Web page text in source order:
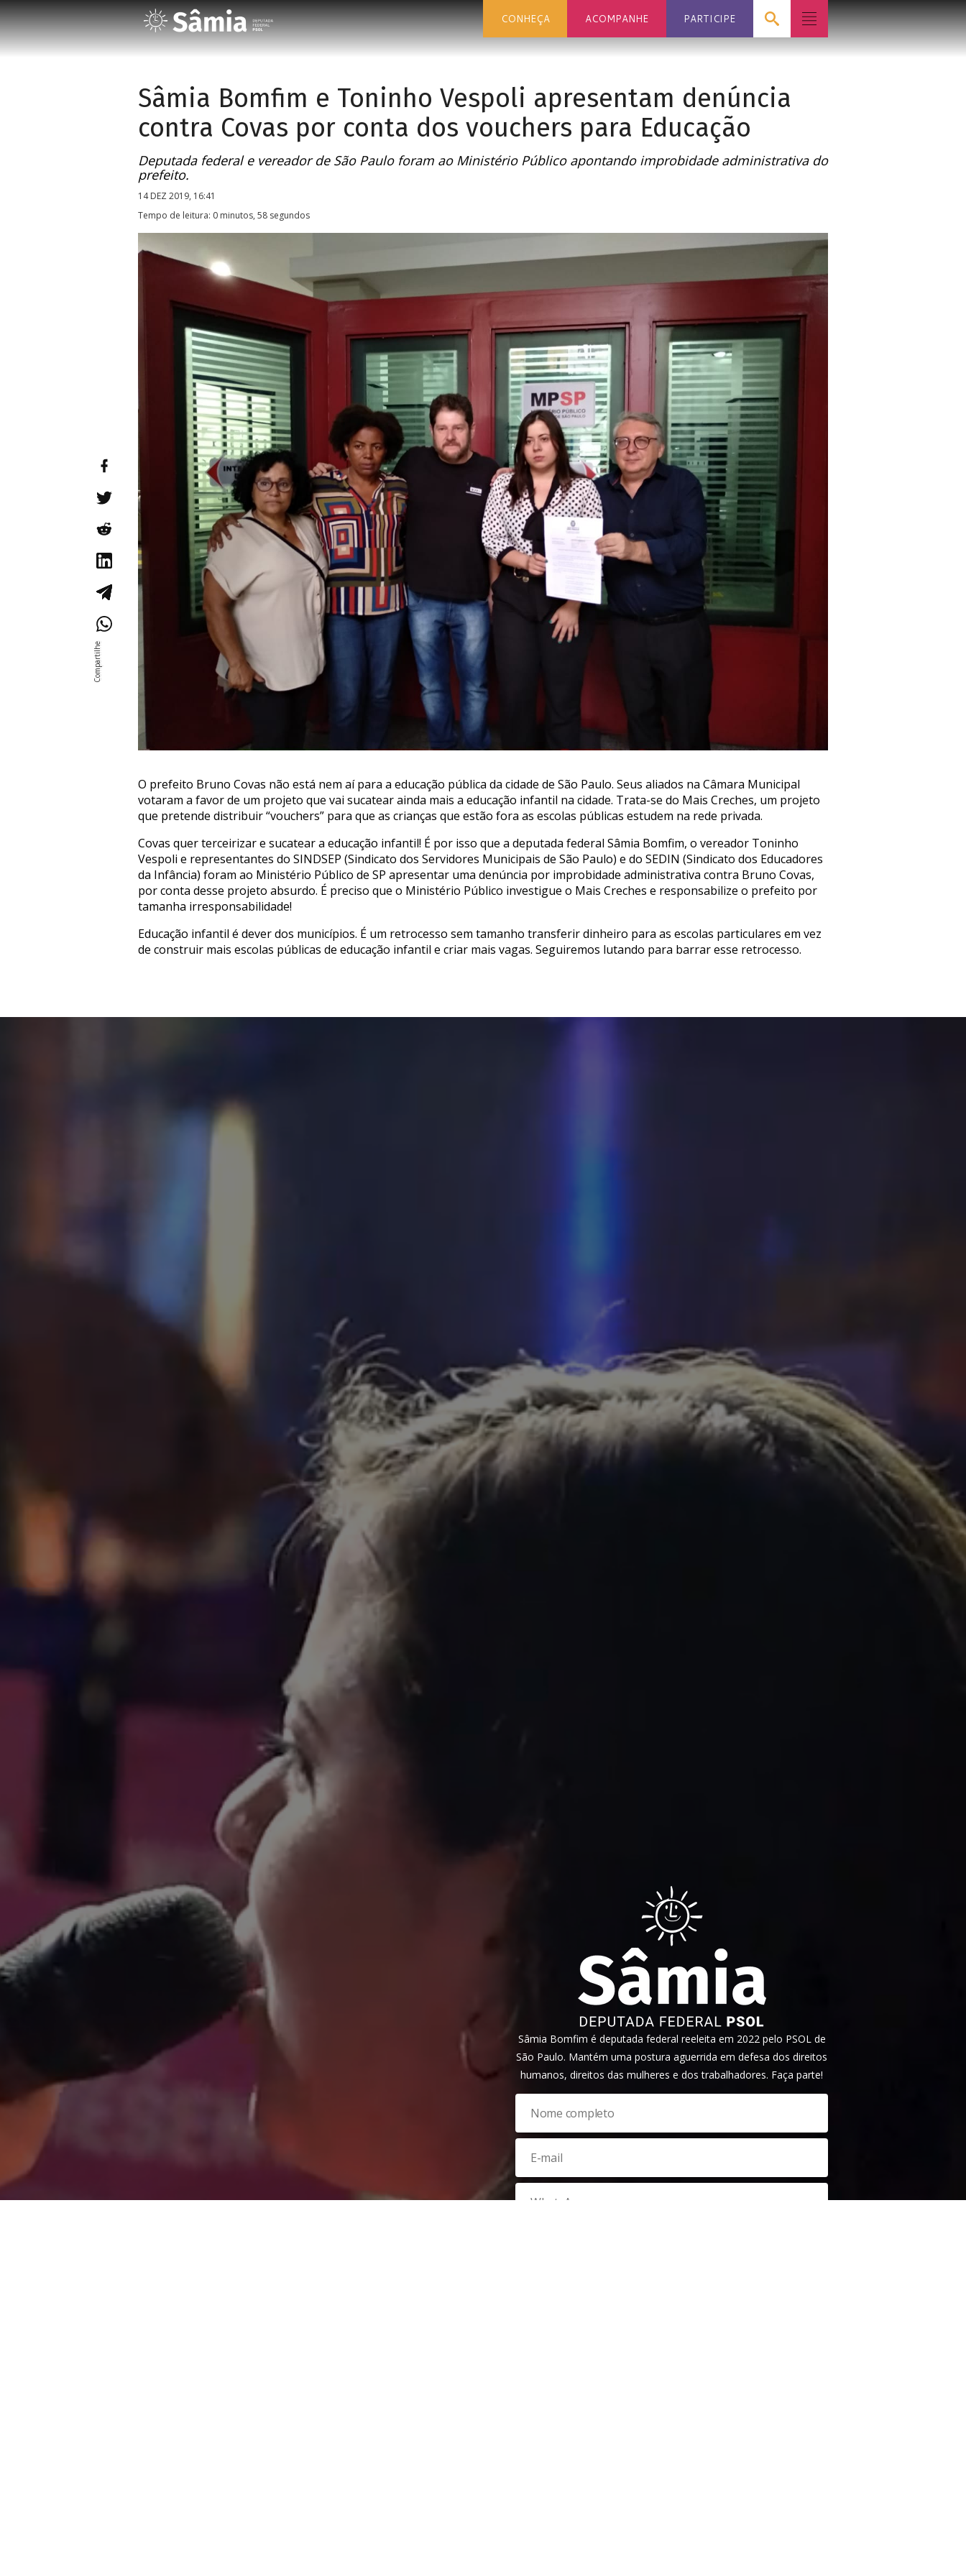
CONHEÇA ACOMPANHE PARTICIPE
Sâmia Bomfim e Toninho Vespoli apresentam denúncia
contra Covas por conta dos vouchers para Educação
Deputada federal e vereador de São Paulo foram ao Ministério Público apontando improbidade administrativa do
prefeito.
14 DEZ 2019, 16:41
Tempo de leitura: 0 minutos, 58 segundos
O prefeito Bruno Covas não está nem aí para a educação pública da cidade de São Paulo. Seus aliados na Câmara Municipal
votaram a favor de um projeto que vai sucatear ainda mais a educação infantil na cidade. Trata-se do Mais Creches, um projeto
que pretende distribuir “vouchers” para que as crianças que estão fora as escolas públicas estudem na rede privada.
Covas quer terceirizar e sucatear a educação infantil! É por isso que a deputada federal Sâmia Bomfim, o vereador Toninho
Vespoli e representantes do SINDSEP (Sindicato dos Servidores Municipais de São Paulo) e do SEDIN (Sindicato dos Educadores
da Infância) foram ao Ministério Público de SP apresentar uma denúncia por improbidade administrativa contra Bruno Covas,
por conta desse projeto absurdo. É preciso que o Ministério Público investigue o Mais Creches e responsabilize o prefeito por
tamanha irresponsabilidade!
Educação infantil é dever dos municípios. É um retrocesso sem tamanho transferir dinheiro para as escolas particulares em vez
de construir mais escolas públicas de educação infantil e criar mais vagas. Seguiremos lutando para barrar esse retrocesso.
Sâmia Bomfim é deputada federal reeleita em 2022 pelo PSOL de
São Paulo. Mantém uma postura aguerrida em defesa dos direitos
humanos, direitos das mulheres e dos trabalhadores. Faça parte!